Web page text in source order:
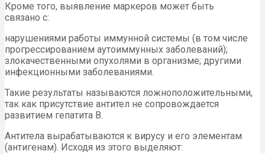
Кроме того, выявление маркеров может быть
связано с:
нарушениями работы иммунной системы (в том числе
прогрессированием аутоиммунных заболеваний);
злокачественными опухолями в организме; другими
инфекционными заболеваниями.
Такие результаты называются ложноположительными,
так как присутствие антител не сопровождается
развитием гепатита В.
Антитела вырабатываются к вирусу и его элементам
(антигенам). Исходя из этого выделяют: